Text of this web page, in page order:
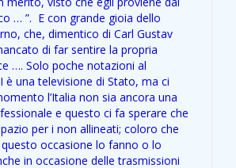
… ”. E con grande gioia dello
che, dimentico di Carl Gustav
di far sentire la propria
…. Solo poche notazioni al
è una televisione di Stato, ma ci
l’Italia non sia ancora una
e questo ci fa sperare che
per i non allineati; coloro che
occasione lo fanno o lo
in occasione delle trasmissioni